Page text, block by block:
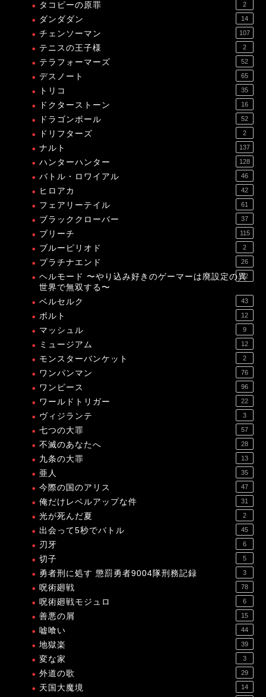
タコピーの原罪 2
ダンダダン 14
チェンソーマン 107
テニスの王子様 2
テラフォーマーズ 52
デスノート 65
トリコ 35
ドクターストーン 16
ドラゴンボール 52
ドリフターズ 2
ナルト 137
ハンターハンター 128
バトル・ロワイアル 46
ヒロアカ 42
フェアリーテイル 61
ブラッククローバー 37
ブリーチ 115
ブルーピリオド 2
プラチナエンド 26
ヘルモード 〜やり込み好きのゲーマーは廃設定の異
世界で無双する〜
12
ベルセルク 43
ボルト 12
マッシュル 9
ミュージアム 12
モンスターバンケット 2
ワンパンマン 76
ワンピース 96
ワールドトリガー 22
ヴィジランテ 3
七つの大罪 57
不滅のあなたへ 28
九条の大罪 13
亜人 35
今際の国のアリス 47
俺だけレベルアップな件 31
光が死んだ夏 2
出会って5秒でバトル 45
刃牙 6
切子 5
勇者刑に処す 懲罰勇者9004隊刑務記録 3
呪術廻戦 78
呪術廻戦モジュロ 6
善悪の屑 15
嘘喰い 44
地獄楽 39
変な家 3
外道の歌 29
天国大魔境 14